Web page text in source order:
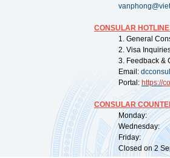
CONSULAR
1. General
2. Visa
3. Feedback &
Email:
Portal: https://
CONSULAR
Monday:
Wednesday:
Friday:
Closed on 2